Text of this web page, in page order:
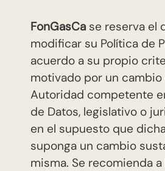
FonGasCa se reserva el
modificar su Política de
acuerdo a su propio
motivado por un
Autoridad competente
de Datos, legislativo o
en el supuesto que
suponga un cambio
misma. Se recomienda